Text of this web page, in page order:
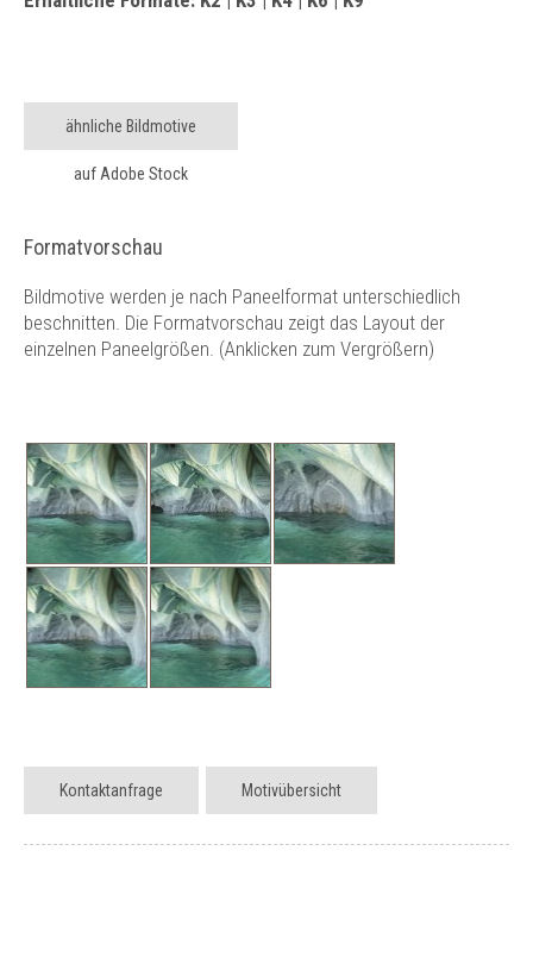
ähnliche Bildmotive
auf Adobe Stock
Formatvorschau
Bildmotive werden je nach Paneelformat unterschiedlich
beschnitten. Die Formatvorschau zeigt das Layout der
einzelnen Paneelgrößen. (Anklicken zum Vergrößern)
Kontaktanfrage Motivübersicht